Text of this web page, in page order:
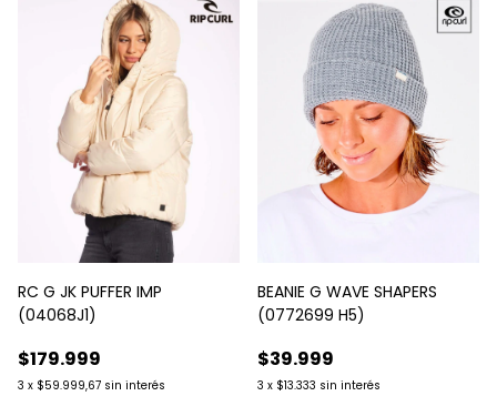
RC G JK PUFFER IMP
(04068J1)
$179.999
3 x $59.999,67 sin interés
BEANIE G WAVE SHAPERS
(0772699 H5)
$39.999
3 x $13.333 sin interés